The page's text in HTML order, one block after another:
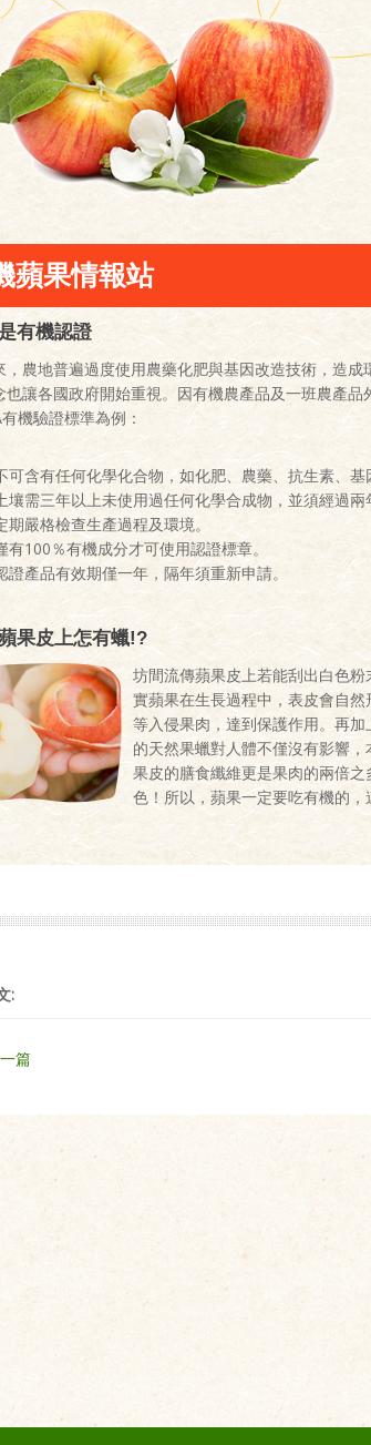
蘋果情報站
有機認證
，農地普遍過度使用農藥化肥與基因改造技術，造
也讓各國政府開始重視。因有機農產品及一班農產
機驗證標準為例：
可含有任何化學化合物，如化肥、農藥、抗生素、基
壤需三年以上未使用過任何化學合成物，並須經過兩
期嚴格檢查生產過程及環境。
有100％有機成分才可使用認證標章。
證產品有效期僅一年，隔年須重新申請。
果皮上怎有蠟!?
坊間流傳蘋果皮上若能刮出白色
實蘋果在生長過程中，表皮會自
等入侵果肉，達到保護作用。再
的天然果蠟對人體不僅沒有影響
果皮的膳食纖維更是果肉的兩倍
色！所以，蘋果一定要吃有機的
:
篇